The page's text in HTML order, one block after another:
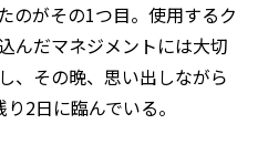
のがその1つ目。使用するク
んだマネジメントには大切
、その晩、思い出しながら
2日に臨んでいる。